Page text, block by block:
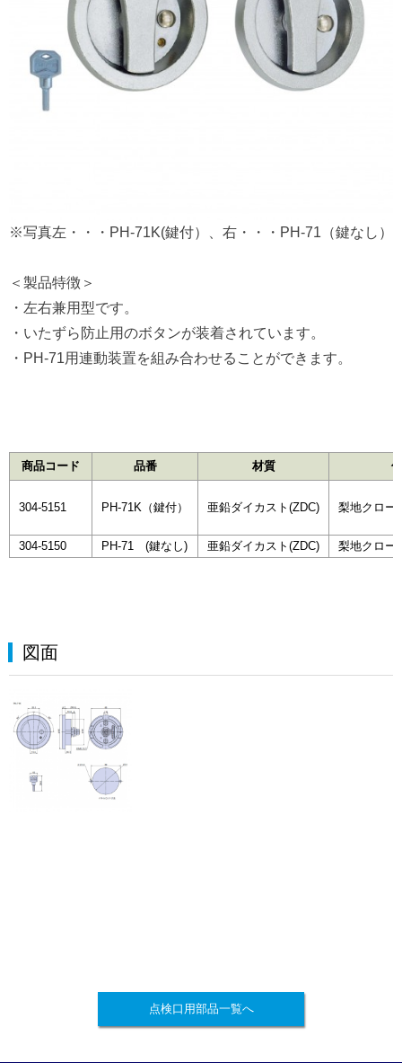
※写真左・・・PH-71K(鍵付）、右・・・PH-71（鍵なし）
＜製品特徴＞
・左右兼用型です。
・いたずら防止用のボタンが装着されています。
・PH-71用連動装置を組み合わせることができます。
商品コード 品番 材質
304-5151 PH-71K（鍵付） 亜鉛ダイカスト(ZDC) 梨地クロー
304-5150 PH-71 (鍵なし) 亜鉛ダイカスト(ZDC) 梨地クロー
図面
点検口用部品一覧へ